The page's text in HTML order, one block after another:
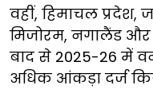
वहीं, हिमाचल प्रदेश,
मिजोरम, नगालैंड और
बाद से 2025-26 में
अधिक आंकड़ा दर्ज